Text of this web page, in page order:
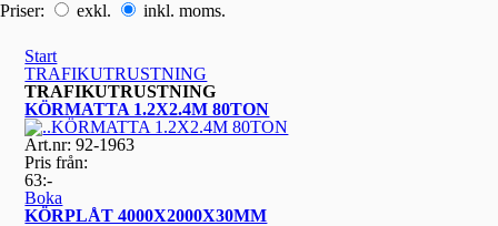
Priser:
exkl. inkl. moms.
Start
TRAFIKUTRUSTNING
TRAFIKUTRUSTNING
KÖRMATTA 1.2X2.4M 80TON
Art.nr: 92-1963
Pris från:
63:-
Boka
KÖRPLÅT 4000X2000X30MM